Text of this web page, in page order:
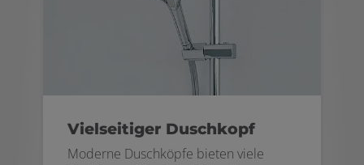
Vielseitiger Duschkopf
Moderne Duschköpfe bieten viele